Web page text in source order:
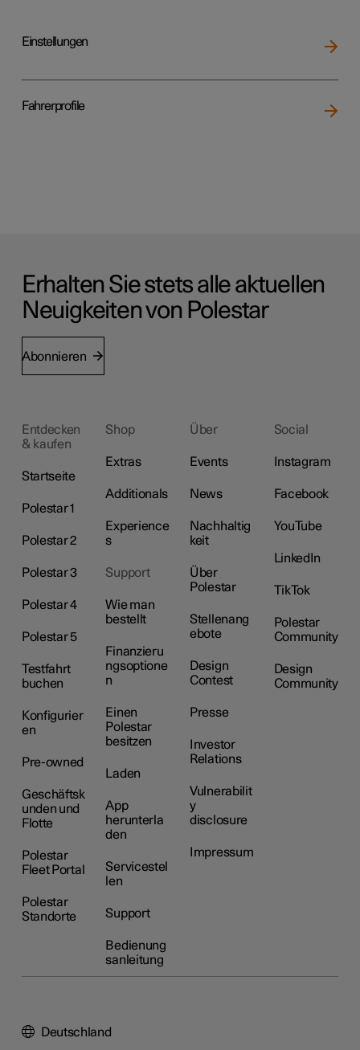
Einstellungen
Fahrerprofile
Erhalten Sie stets alle aktuellen
Neuigkeiten von Polestar
Abonnieren
Entdecken
& kaufen
Startseite
Polestar 1
Polestar 2
Polestar 3
Polestar 4
Polestar 5
Testfahrt
buchen
Konfigurier
en
Pre-owned
Geschäftsk
unden und
Flotte
Polestar
Fleet Portal
Polestar
Standorte
Shop
Extras
Additionals
Experience
s
Support
Wie man
bestellt
Finanzieru
ngsoptione
n
Einen
Polestar
besitzen
Laden
App
herunterla
den
Servicestel
len
Support
Bedienung
sanleitung
Über
Events
News
Nachhaltig
keit
Über
Polestar
Stellenang
ebote
Design
Contest
Presse
Investor
Relations
Vulnerabilit
y
disclosure
Impressum
Social
Instagram
Facebook
YouTube
LinkedIn
TikTok
Polestar
Community
Design
Community
Deutschland